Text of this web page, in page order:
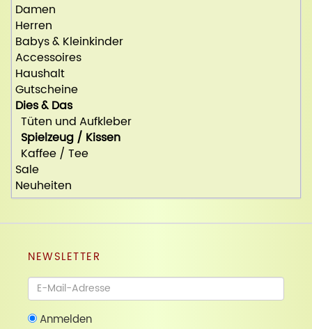
Damen
Herren
Babys & Kleinkinder
Accessoires
Haushalt
Gutscheine
Dies & Das
Tüten und Aufkleber
Spielzeug / Kissen
Kaffee / Tee
Sale
Neuheiten
NEWSLETTER
Newsletter
Anmelden